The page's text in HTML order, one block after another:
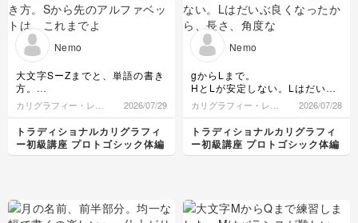
Nemo
大文字SーZまでと、単語の書き
方。
Sから先のアルファベットは、
これまでより装飾性が高いよう
に思った。
いかようにも書けそうなので、
そこそこにして単語の練習。
横線引いてみたものの、どう評
価すべきか。。。
カリグラフィー・レタ
リング
2026/07/29
トラディショナルカリグラフィ
ー初級講座 プロトゴシック体編
Nemo
gからLまで。
HとLが安定しない。Lはだいぶ
良くなったから、長さ、角度な
ど言語化できると安定しそう
カリグラフィー・レタ
リング
2026/07/28
トラディショナルカリグラフィ
ー初級講座 プロトゴシック体編